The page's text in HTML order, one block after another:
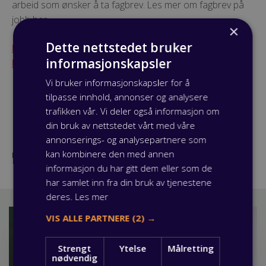
arbeid som ønsker å ta fagbrev. Les mer om fagbrev på
jobb her.
Har du flere spørsmål om fagbrev og svennebrev? Vi
hjelper deg gjerne! Du finner vår kontaktinformasjon her.
Publisert: 25 februar 2019
×
Dette nettstedet bruker
informasjonskapsler
Vi bruker informasjonskapsler for å
tilpasse innhold, annonser og analysere
trafikken vår. Vi deler også informasjon om
din bruk av nettstedet vårt med våre
annonserings- og analysepartnere som
kan kombinere den med annen
informasjon du har gitt dem eller som de
har samlet inn fra din bruk av tjenestene
deres. Les mer
VIS ALLE PARTNERE (2) →
Strengt
nødvendig
Ytelse Målretting